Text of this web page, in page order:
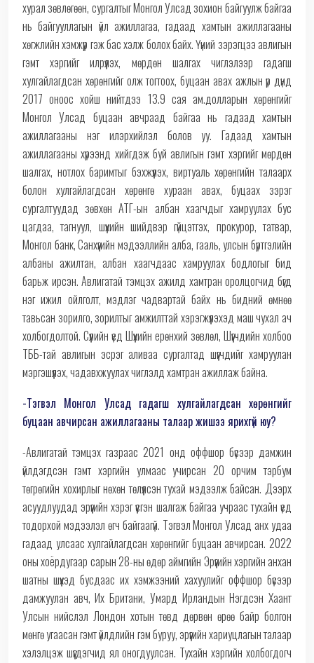
хурал зөвлөгөөн, сургалтыг Монгол Улсад зохион байгуулж байгаа
нь байгууллагын үйл ажиллагаа, гадаад хамтын ажиллагааны
хөгжлийн хэмжүүр гэж бас хэлж болох байх. Үүний зэрэгцээ авлигын
гэмт хэргийг илрүүлэх, мөрдөн шалгах чиглэлээр гадагш
хулгайлагдсан хөрөнгийг олж тогтоох, буцаан авах ажлын үр дүнд
2017 оноос хойш нийтдээ 13.9 сая ам.долларын хөрөнгийг
Монгол Улсад буцаан авчраад байгаа нь гадаад хамтын
ажиллагааны нэг илэрхийлэл болов уу. Гадаад хамтын
ажиллагааны хүрээнд хийгдэж буй авлигын гэмт хэргийг мөрдөн
шалгах, нотлох баримтыг бэхжүүлэх, виртуаль хөрөнгийн талаарх
болон хулгайлагдсан хөрөнгө хураан авах, буцаах зэрэг
сургалтуудад зөвхөн АТГ-ын албан хаагчдыг хамруулах бус
цагдаа, тагнуул, шүүхийн шийдвэр гүйцэтгэх, прокурор, татвар,
Монгол банк, Санхүүгийн мэдээллийн алба, гааль, улсын бүртгэлийн
албаны ажилтан, албан хаагчдаас хамруулах бодлогыг бид
барьж ирсэн. Авлигатай тэмцэх ажилд хамтран оролцогчид бүгд
нэг ижил ойлголт, мэдлэг чадвартай байх нь бидний өмнөө
тавьсан зорилго, зорилтыг амжилттай хэрэгжүүлэхэд маш чухал ач
холбогдолтой. Сүүлийн үед Шүүхийн ерөнхий зөвлөл, Шүүгчдийн холбоо
ТББ-тай авлигын эсрэг аливаа сургалтад шүүгчдийг хамруулан
мэргэшүүлэх, чадавхжуулах чиглэлд хамтран ажиллаж байна.
-Тэгвэл Монгол Улсад гадагш хулгайлагдсан хөрөнгийг
буцаан авчирсан ажиллагааны талаар жишээ ярихгүй юу?
-Авлигатай тэмцэх газраас 2021 онд оффшор бүсээр дамжин
үйлдэгдсэн гэмт хэргийн улмаас учирсан 20 орчим тэрбум
төгрөгийн хохирлыг нөхөн төлүүлсэн тухай мэдээлж байсан. Дээрх
асуудлуудад эрүүгийн хэрэг үүсгэн шалгаж байгаа учраас тухайн үед
тодорхой мэдээлэл өгч байгаагүй. Тэгвэл Монгол Улсад анх удаа
гадаад улсаас хулгайлагдсан хөрөнгийг буцаан авчирсан. 2022
оны хоёрдугаар сарын 28-ны өдөр аймгийн Эрүүгийн хэргийн анхан
шатны шүүхэд бусдаас их хэмжээний хахуулийг оффшор бүсээр
дамжуулан авч, Их Британи, Умард Ирландын Нэгдсэн Хаант
Улсын нийслэл Лондон хотын төвд дөрвөн өрөө байр болгон
мөнгө угаасан гэмт үйлдлийн гэм буруу, эрүүгийн хариуцлагын талаар
хэлэлцэж шүүгдэгчид ял оногдуулсан. Тухайн хэргийн холбогдогч